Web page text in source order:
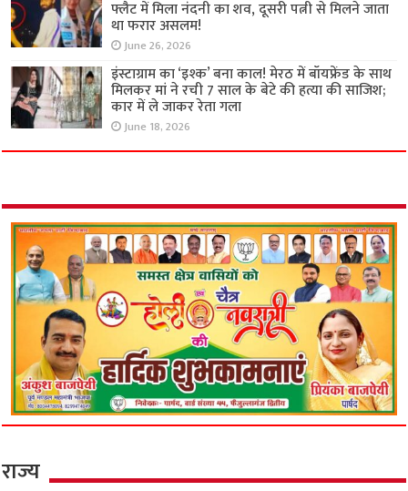
फ्लैट में मिला नंदनी का शव, दूसरी पत्नी से मिलने जाता
था फरार असलम!
June 26, 2026
इंस्टाग्राम का ‘इश्क’ बना काल! मेरठ में बॉयफ्रेंड के साथ
मिलकर मां ने रची 7 साल के बेटे की हत्या की साजिश;
कार में ले जाकर रेता गला
June 18, 2026
राज्य